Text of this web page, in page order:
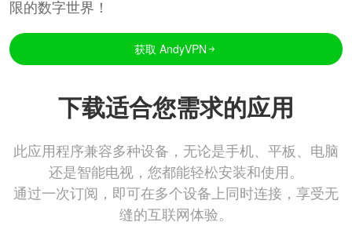
限的数字世界！
获取 AndyVPN
下载适合您需求的应用
此应用程序兼容多种设备，无论是手机、平板、电脑
还是智能电视，您都能轻松安装和使用。
通过一次订阅，即可在多个设备上同时连接，享受无
缝的互联网体验。